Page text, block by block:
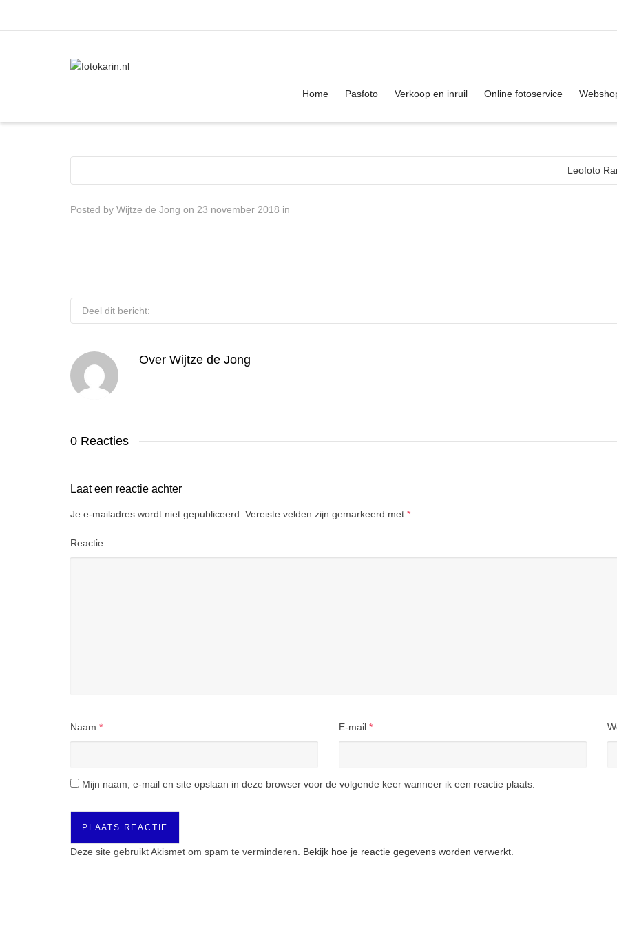
I'm looking for product in a size size . Show me the colour items.
Home Pasfoto Verkoop en inruil Online fotoservice
Leofoto
Posted by Wijtze de Jong on 23 november 2018 in
Deel dit bericht:
Over Wijtze de Jong
0 Reacties
Laat een reactie achter
Je e-mailadres wordt niet gepubliceerd. Vereiste velden zijn gemarkeerd met *
Reactie
Naam * E-mail *
Mijn naam, e-mail en site opslaan in deze browser voor de volgende keer wanneer ik een reactie plaats.
Deze site gebruikt Akismet om spam te verminderen. Bekijk hoe je reactie gegevens worden verwerkt